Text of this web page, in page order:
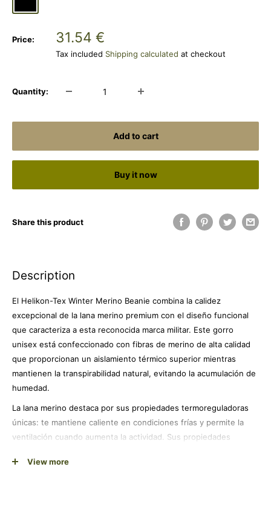
Price:
Sale
price
31.54 €
Tax included Shipping calculated at checkout
Quantity:
Add to cart
Buy it now
Share this product
Description
El Helikon-Tex Winter Merino Beanie combina la calidez
excepcional de la lana merino premium con el diseño funcional
que caracteriza a esta reconocida marca militar. Este gorro
unisex está confeccionado con fibras de merino de alta calidad
que proporcionan un aislamiento térmico superior mientras
mantienen la transpirabilidad natural, evitando la acumulación de
humedad.
La lana merino destaca por sus propiedades termoreguladoras
únicas: te mantiene caliente en condiciones frías y permite la
ventilación cuando aumenta la actividad. Sus propiedades
permitiendo un uso prolongado sin comprometer la frescura.
View more